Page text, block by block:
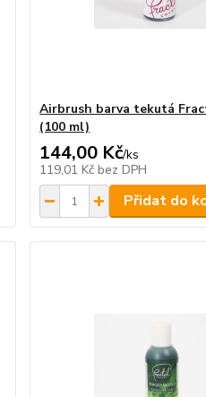
Airbrush barva tekutá
(100 ml)
144,00 Kč/ks
119,01 Kč bez DPH
Přidat do